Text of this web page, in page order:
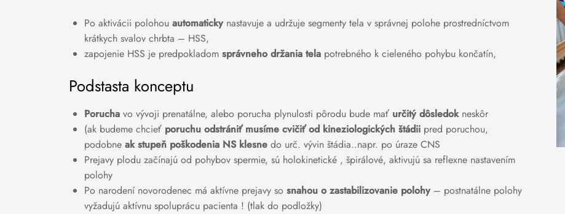
Po aktivácii polohouautomatickynastavuje a udržuje segmenty tela v správnej polohe prostredníctvom
krátkych svalov chrbta – HSS,
zapojenie HSS je predpokladomsprávneho držania tela potrebného k cieleného pohybu končatín,
Podstasta konceptu
Porucha vo vývoji prenatálne, alebo porucha plynulosti pôrodu bude mať určitý dôsledokneskôr
(ak budeme chcieť poruchu odstrániť musíme cvičiť od kineziologických štádii pred poruchou,
podobneak stupeň poškodenia NS klesne do urč. vývin štádia..napr. po úraze CNS
Prejavy plodu začínajú od pohybov spermie, sú holokinetické , špirálové, aktivujú sa reflexne nastavením
polohy
Po narodení novorodenec má aktívne prejavy sosnahou o zastabilizovanie polohy – postnatálne polohy
vyžadujú aktívnu spoluprácu pacienta ! (tlak do podložky)